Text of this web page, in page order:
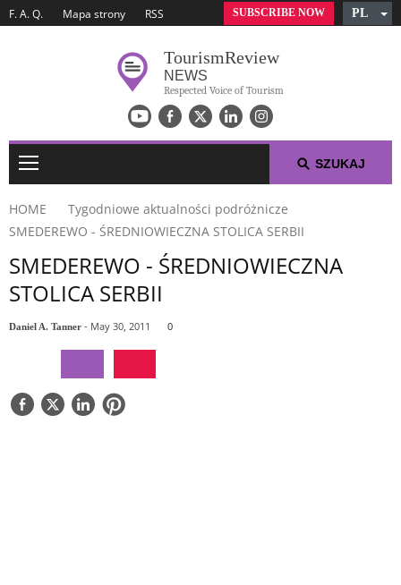
F. A. Q. Mapa strony RSS PL
Spanish
French
SUBSCRIBE NOW
TourismReview
NEWS
Respected Voice of Tourism
TYGODNIOWE AKTUALNOŚCI PODRÓŻNICZE
PODRÓŻNICZA TOP 10-TKA
O NAS
SZUKAJ
HOME
Tygodniowe aktualności podróżnicze
SMEDEREWO - ŚREDNIOWIECZNA STOLICA SERBII
SMEDEREWO - ŚREDNIOWIECZNA
STOLICA SERBII
Daniel A. Tanner - May 30, 2011 0